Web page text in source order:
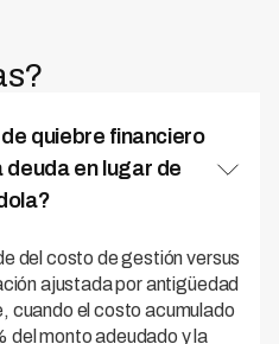
quiebre financiero
en lugar de
del costo de gestión versus
ajustada por antigüedad
cuando el costo acumulado
del monto adeudado y la